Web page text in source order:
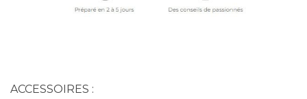
ACCESSOIRES :